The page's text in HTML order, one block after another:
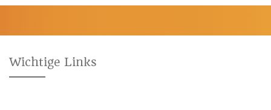
Wichtige Links